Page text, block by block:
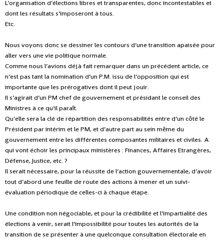
L’organisation d’élections libres et transparentes, donc incontestables et
dont les résultats s’imposeront à tous.
Etc.
Nous voyons donc se dessiner les contours d’une transition apaisée pour
aller vers une vie politique normale.
Comme nous l’avions déjà fait remarquer dans un précédent article, ce
n’est pas tant la nomination d’un P.M. issu de l’opposition qui est
importante que les prérogatives dont il peut jouir.
Il s’agirait d’un PM chef de gouvernement et présidant le conseil des
Ministres à ce qu’il paraît.
Qu’elle sera la clé de répartition des responsabilités entre d’un côté le
Président par intérim et le PM, et d’autre part au sein même du
gouvernement entre les différentes composantes militaires et civiles. A
qui vont échoir les principaux ministères : Finances, Affaires Etrangères,
Défense, Justice, etc. ?
Il serait nécessaire, pour la réussite de l’action gouvernementale, d’avoir
tout d’abord une feuille de route des actions à mener et un suivi-
évaluation périodique de celles-ci à chaque étape.
Une condition non négociable, et pour la crédibilité et l’impartialité des
élections à venir, serait l’impossibilité pour toutes les autorités de la
transition de se présenter à une quelconque consultation électorale en